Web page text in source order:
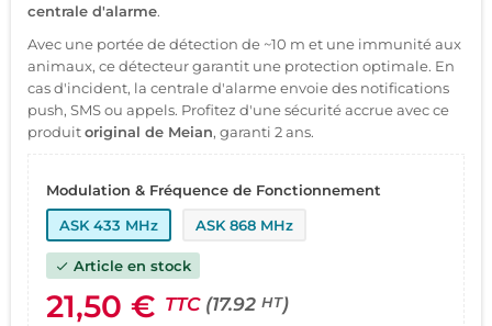
centrale d'alarme.
Avec une portée de détection de ~10 m et une immunité aux
animaux, ce détecteur garantit une protection optimale. En
cas d'incident, la centrale d'alarme envoie des notifications
push, SMS ou appels. Profitez d'une sécurité accrue avec ce
produitoriginal de Meian, garanti 2 ans.
Modulation & Fréquence de Fonctionnement
ASK 433 MHz
ASK 868 MHz
check Article en stock
21,50 € TTC (17.92 HT)